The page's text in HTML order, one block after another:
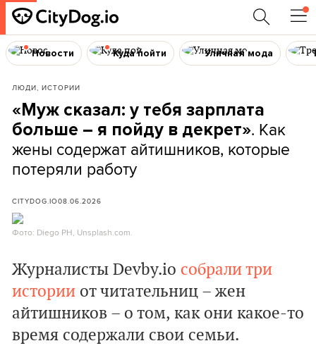
Новости Куда пойти Уличная мода
ЛЮДИ, ИСТОРИИ
«Муж сказал: у тебя зарплата
больше – я пойду в декрет». Как
жены содержат айтишников, которые
потеряли работу
CITYDOG.IO08.06.2026
Фото: Diego PH, Unsplash.com.
Журналисты Devby.io собрали три
истории от читательниц – жен
айтишников – о том, как они какое-то
время содержали свои семьи.